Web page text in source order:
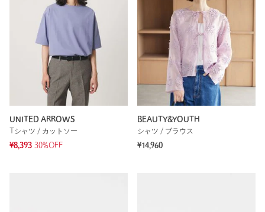
UNITED ARROWS
Tシャツ / カットソー
¥8,393 30%OFF
BEAUTY&YOUTH
シャツ / ブラウス
¥14,960